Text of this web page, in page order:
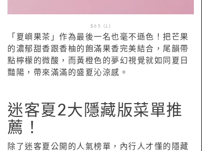
$65 (L)
「夏嶼果茶」作為最後一名也毫不遜色！把芒果
的濃郁甜香跟香柚的飽滿果香完美結合，尾韻帶
點檸檬的微酸，而黃橙色的夢幻視覺就如同夏日
豔陽，帶來滿滿的盛夏沁涼感。
迷客夏2大隱藏版菜單推
薦！
除了迷客夏公開的人氣榜單，內行人才懂的隱藏